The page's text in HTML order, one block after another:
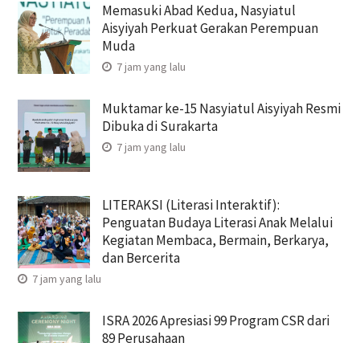
Memasuki Abad Kedua, Nasyiatul
Aisyiyah Perkuat Gerakan Perempuan
Muda
7 jam yang lalu
Muktamar ke-15 Nasyiatul Aisyiyah Resmi
Dibuka di Surakarta
7 jam yang lalu
LITERAKSI (Literasi Interaktif):
Penguatan Budaya Literasi Anak Melalui
Kegiatan Membaca, Bermain, Berkarya,
dan Bercerita
7 jam yang lalu
ISRA 2026 Apresiasi 99 Program CSR dari
89 Perusahaan